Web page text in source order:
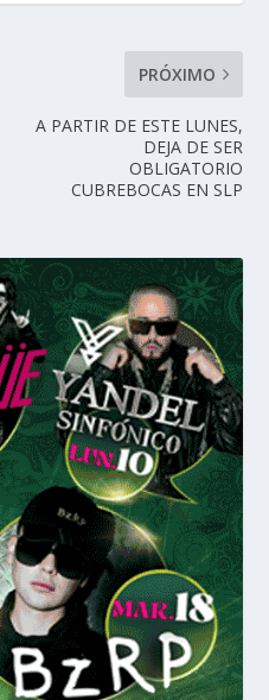
PRÓXIMO
A PARTIR DE ESTE LUNES,
DEJA DE SER
OBLIGATORIO
CUBREBOCAS EN SLP